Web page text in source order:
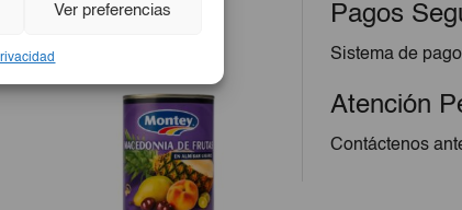
Ver preferencias Pagos
Sistema de
Atención
Contáctenos